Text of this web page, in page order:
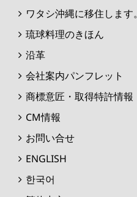
ワタシ沖縄に移住します。
琉球料理のきほん
沿革
会社案内パンフレット
商標意匠・取得特許情報
CM情報
お問い合せ
ENGLISH
한국어